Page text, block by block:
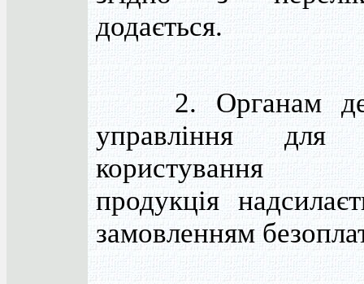
додається.
2. Органам
управління для
користування
продукція
замовленням